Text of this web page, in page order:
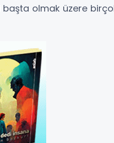
olmak üzere